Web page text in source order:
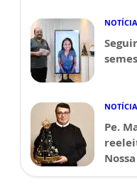
Pe.